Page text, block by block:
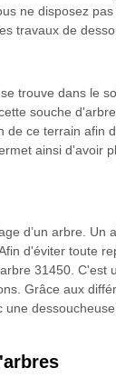
ne disposez
travaux de
trouve dans le
souche
ce terrain afin
ainsi d'avoir
d’un arbre. Un
d'éviter toute
31450. C'est
Grâce aux